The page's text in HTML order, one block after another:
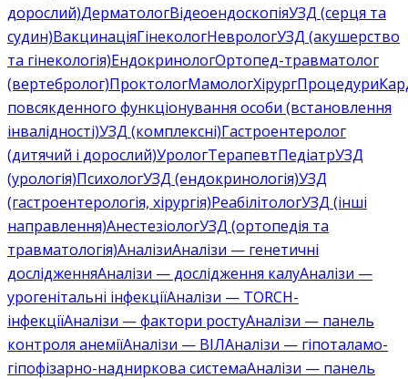
дорослий)ДерматологВідеоендоскопіяУЗД (серця та
судин)ВакцинаціяГінекологНеврологУЗД (акушерство
та гінекологія)ЕндокринологОртопед-травматолог
(вертебролог)ПроктологМамологХірургПроцедури
повсякденного функціонування особи (встановлення
інвалідності)УЗД (комплексні)Гастроентеролог
(дитячий і дорослий)УрологТерапевтПедіатрУЗД
(урологія)ПсихологУЗД (ендокринологія)УЗД
(гастроентерологія, хірургія)РеабілітологУЗД (інші
направлення)АнестезіологУЗД (ортопедія та
травматологія)АналізиАналізи — генетичні
дослідженняАналізи — дослідження калуАналізи —
урогенітальні інфекціїАналізи — TORCH-
інфекціїАналізи — фактори ростуАналізи — панель
контроля анеміїАналізи — ВІЛАналізи — гіпоталамо-
гіпофізарно-надниркова системаАналізи — панель